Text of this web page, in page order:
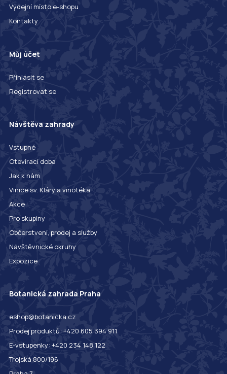
Výdejní místo e-shopu
Kontakty
Můj účet
Přihlásit se
Registrovat se
Návštěva zahrady
Vstupné
Otevírací doba
Jak k nám
Vinice sv. Kláry a vinotéka
Akce
Pro skupiny
Občerstvení, prodej a služby
Návštěvnické okruhy
Expozice
Botanická zahrada Praha
eshop@botanicka.cz
Prodej produktů: +420 605 394 911
E-vstupenky: +420 234 148 122
Trojská 800/196